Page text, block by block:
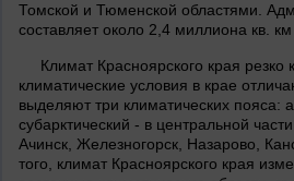
Томской и Тюменской областями.
составляет около 2,4 миллиона кв.
Климат Красноярского края
климатические условия в крае
выделяют три климатических пояса:
субарктический - в центральной
Ачинск, Железногорск, Назарово,
того, климат Красноярского края